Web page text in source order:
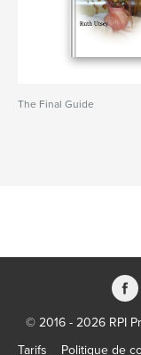
The Final Guide
© 2016 - 2026 RPI
Tarifs
Politique de